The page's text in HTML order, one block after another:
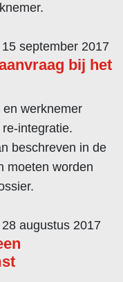
15 september 2017
bij het
werknemer
integratie.
beschreven in de
moeten worden
28 augustus 2017